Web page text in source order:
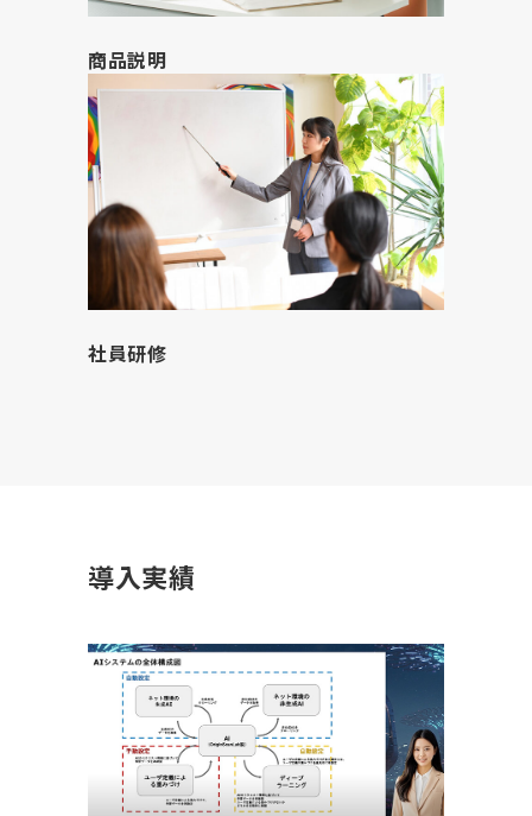
商品説明
社員研修
導入実績